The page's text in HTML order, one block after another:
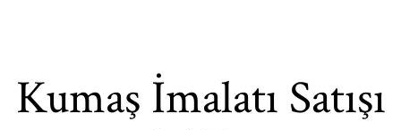
Kumaş İmalatı Satışı